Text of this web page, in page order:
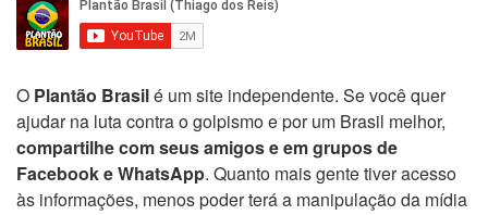
O Plantão Brasilé um site independente. Se você quer
ajudar na luta contra o golpismo e por um Brasil melhor,
compartilhe com seus amigos e em grupos de
Facebook e WhatsApp. Quanto mais gente tiver acesso
às informações, menos poder terá a manipulação da mídia